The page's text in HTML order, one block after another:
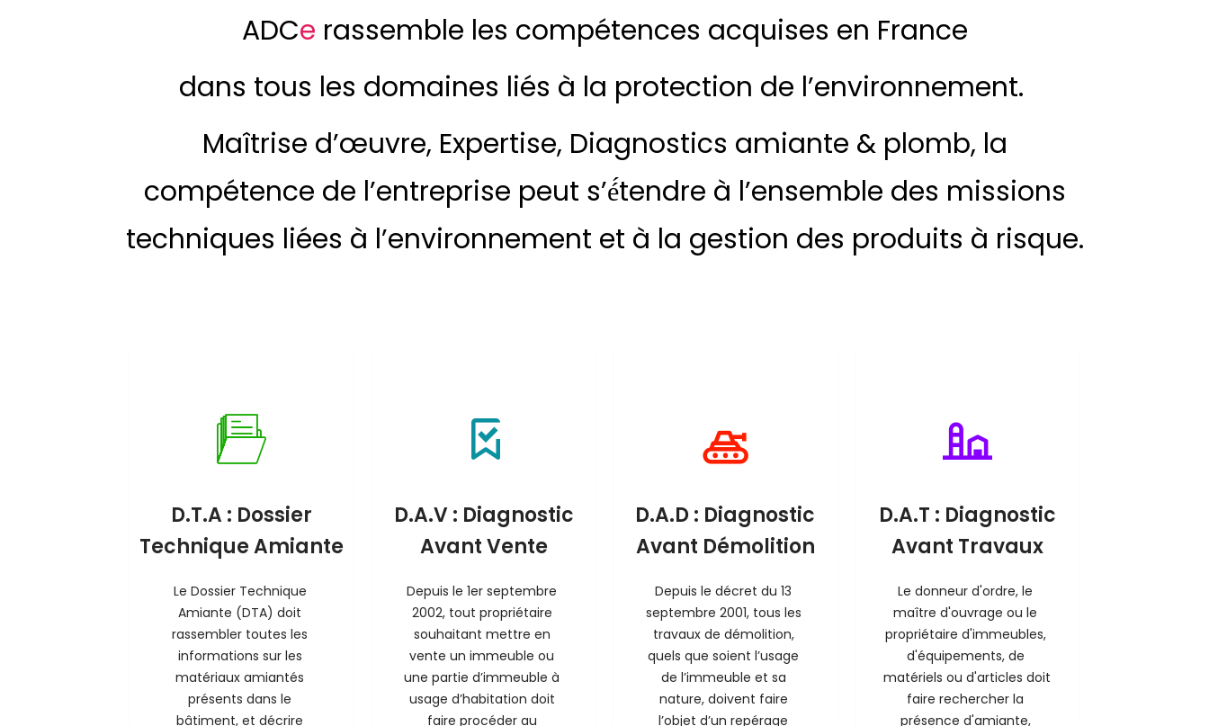
ADCe rassemble les compétences acquises en France
dans tous les domaines liés à la protection de l’environnement.
Maîtrise d’œuvre, Expertise, Diagnostics amiante & plomb, la
compétence de l’entreprise peut s’é́tendre à l’ensemble des missions
techniques liées à l’environnement et à la gestion des produits à risque.
D.T.A : Dossier
Technique Amiante
Le Dossier Technique
Amiante (DTA) doit
rassembler toutes les
informations sur les
matériaux amiantés
présents dans le
bâtiment, et décrire
D.A.V : Diagnostic
Avant Vente
Depuis le 1er septembre
2002, tout propriétaire
souhaitant mettre en
vente un immeuble ou
une partie d’immeuble à
usage d’habitation doit
faire procéder au
D.A.D : Diagnostic
Avant Démolition
Depuis le décret du 13
septembre 2001, tous les
travaux de démolition,
quels que soient l’usage
de l’immeuble et sa
nature, doivent faire
l’objet d’un repérage
D.A.T : Diagnostic
Avant Travaux
Le donneur d'ordre, le
maître d'ouvrage ou le
propriétaire d'immeubles,
d'équipements, de
matériels ou d'articles doit
faire rechercher la
présence d'amiante,